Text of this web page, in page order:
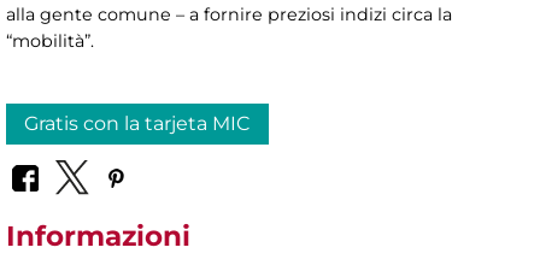
alla gente comune – a fornire preziosi indizi circa la
“mobilità”.
Gratis con la tarjeta MIC
Informazioni